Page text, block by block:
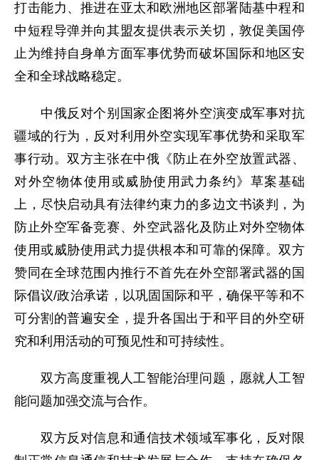
打击能力、推进在亚太和欧洲地区部署陆基中程和
中短程导弹并向其盟友提供表示关切，敦促美国停
止为维持自身单方面军事优势而破坏国际和地区安
全和全球战略稳定。
中俄反对个别国家企图将外空演变成军事对抗
疆域的行为，反对利用外空实现军事优势和采取军
事行动。双方主张在中俄《防止在外空放置武器、
对外空物体使用或威胁使用武力条约》草案基础
上，尽快启动具有法律约束力的多边文书谈判，为
防止外空军备竞赛、外空武器化及防止对外空物体
使用或威胁使用武力提供根本和可靠的保障。双方
赞同在全球范围内推行不首先在外空部署武器的国
际倡议/政治承诺，以巩固国际和平，确保平等和不
可分割的普遍安全，提升各国出于和平目的外空研
究和利用活动的可预见性和可持续性。
双方高度重视人工智能治理问题，愿就人工智
能问题加强交流与合作。
双方反对信息和通信技术领域军事化，反对限